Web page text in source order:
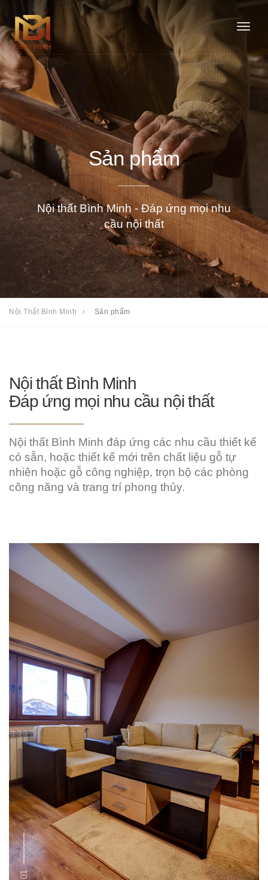
Sản phẩm
Nội thất Bình Minh - Đáp ứng mọi nhu
cầu nội thất
Nội Thất Bình Minh Sản phẩm
Nội thất Bình Minh
Đáp ứng mọi nhu cầu nội thất
Nội thất Bình Minh đáp ứng các nhu cầu thiết kế
có sẵn, hoặc thiết kế mới trên chất liệu gỗ tự
nhiên hoặc gỗ công nghiệp, trọn bộ các phòng
công năng và trang trí phong thủy.
01